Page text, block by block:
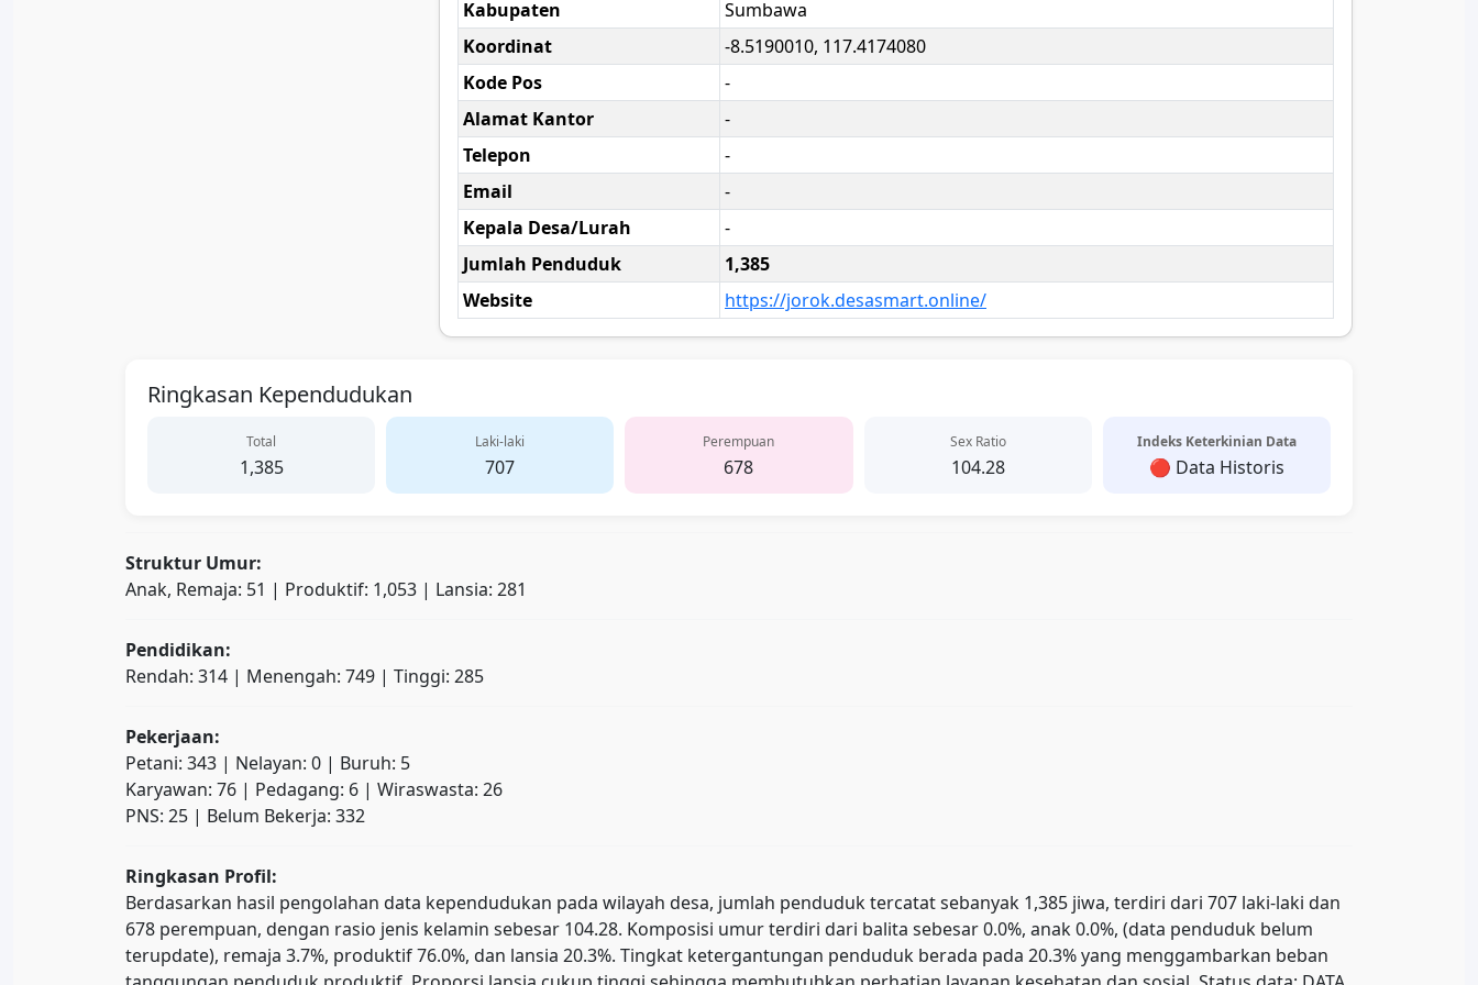
Kabupaten
Sumbawa
Koordinat
-8.5190010, 117.4174080
Kode Pos
-
Alamat Kantor
-
Telepon
-
Email
-
Kepala Desa/Lurah
-
Jumlah Penduduk
1,385
Website
https://jorok.desasmart.online/
Ringkasan Kependudukan
Total
1,385
Laki-laki
707
Perempuan
678
Sex Ratio
104.28
Indeks Keterkinian Data
🔴 Data Historis
Struktur Umur:
Anak, Remaja: 51 | Produktif: 1,053 | Lansia: 281
Pendidikan:
Rendah: 314 | Menengah: 749 | Tinggi: 285
Pekerjaan:
Petani: 343 | Nelayan: 0 | Buruh: 5
Karyawan: 76 | Pedagang: 6 | Wiraswasta: 26
PNS: 25 | Belum Bekerja: 332
Ringkasan Profil:
Berdasarkan hasil pengolahan data kependudukan pada wilayah desa, jumlah penduduk tercatat sebanyak 1,385 jiwa, terdiri dari 707 laki-laki dan
678 perempuan, dengan rasio jenis kelamin sebesar 104.28. Komposisi umur terdiri dari balita sebesar 0.0%, anak 0.0%, (data penduduk belum
terupdate), remaja 3.7%, produktif 76.0%, dan lansia 20.3%. Tingkat ketergantungan penduduk berada pada 20.3% yang menggambarkan beban